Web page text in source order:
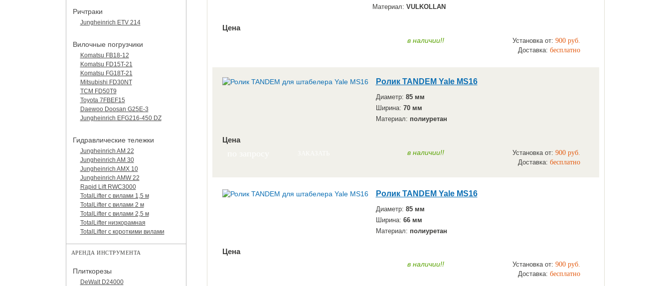
Материал: VULKOLLAN
Цена
в наличии!! Установка от: 900 руб.
Доставка: бесплатно
Ролик TANDEM Yale MS16
Диаметр: 85 мм
Ширина: 70 мм
Материал: полиуретан
Цена
в наличии!! Установка от: 900 руб.
Доставка: бесплатно
Ролик TANDEM Yale MS16
Диаметр: 85 мм
Ширина: 66 мм
Материал: полиуретан
Цена
в наличии!! Установка от: 900 руб.
Доставка: бесплатно
Ричтраки
Jungheinrich ETV 214
Вилочные погрузчики
Komatsu FB18-12
Komatsu FD15T-21
Komatsu FG18T-21
Mitsubishi FD30NT
TCM FD50T9
Toyota 7FBEF15
Daewoo Doosan G25E-3
Jungheinrich EFG216-450 DZ
Гидравлические тележки
Jungheinrich AM 22
Jungheinrich AM 30
Jungheinrich AMX 10
Jungheinrich AMW 22
Rapid Lift RWC3000
TotalLifter с вилами 1,5 м
TotalLifter с вилами 2 м
TotalLifter с вилами 2,5 м
TotalLifter низкорамная
TotalLifter с короткими вилами
АРЕНДА ИНСТРУМЕНТА
Плиткорезы
DeWalt D24000